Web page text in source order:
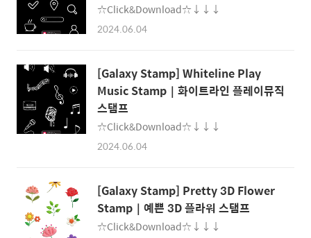
☆Click&Download☆↓↓↓
2024.06.04
[Galaxy Stamp] Whiteline Play
Music Stamp｜화이트라인 플레이뮤직
스탬프
☆Click&Download☆↓↓↓
2024.06.04
[Galaxy Stamp] Pretty 3D Flower
Stamp｜예쁜 3D 플라워 스탬프
☆Click&Download☆↓↓↓